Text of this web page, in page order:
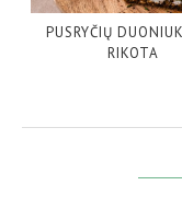
PUSRYČIŲ
RIKOTA